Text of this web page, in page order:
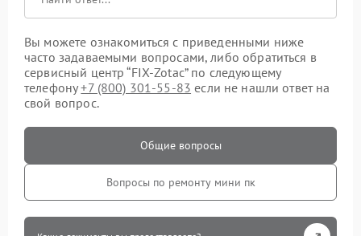
Вы можете ознакомиться с приведенными ниже
часто задаваемыми вопросами, либо обратиться в
сервисный центр “FIX-Zotac” по следующему
телефону+7 (800) 301-55-83 если не нашли ответ на
свой вопрос.
Общие вопросы
Вопросы по ремонту мини пк